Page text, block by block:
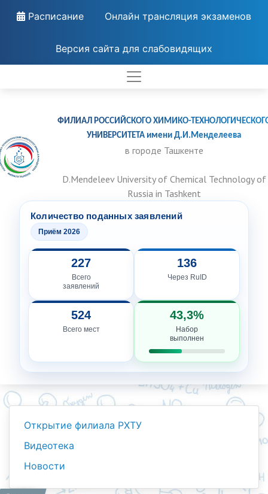
Расписание Онлайн трансляция экзаменов
Версия сайта для слабовидящих
ФИЛИАЛ РОССИЙСКОГО ХИМИКО-
УНИВЕРСИТЕТА имени Д.И.Менделеева
в городе Ташкенте
D.Mendeleev University of Chemical Technology of
Russia in Tashkent
Количество поданных заявлений
Приём 2026
227
Всего
заявлений
136
Через RuID
524
Всего мест
43,3%
Набор
выполнен
Открытие филиала РХТУ
Видеотека
Новости